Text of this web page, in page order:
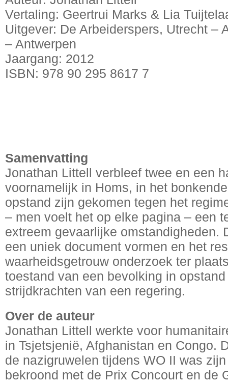
Vertaling: Geertrui Marks & Lia
Uitgever: De Arbeiderspers, Utrecht –
– Antwerpen
Jaargang: 2012
ISBN: 978 90 295 8617 7
Samenvatting
Jonathan Littell verbleef twee en een
voornamelijk in Homs, in het
opstand zijn gekomen tegen het
– men voelt het op elke pagina – een
extreem gevaarlijke omstandigheden.
een uniek document vormen en het
waarheidsgetrouw onderzoek ter
toestand van een bevolking in
strijdkrachten van een regering.
Over de auteur
Jonathan Littell werkte voor
in Tsjetsjenië, Afghanistan en Congo.
de nazigruwelen tijdens WO II was
bekroond met de Prix Concourt en de